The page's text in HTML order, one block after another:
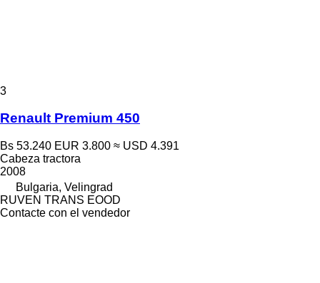
3
Renault Premium 450
Bs 53.240 EUR 3.800 ≈ USD 4.391
Cabeza tractora
2008
Bulgaria, Velingrad
RUVEN TRANS EOOD
Contacte con el vendedor